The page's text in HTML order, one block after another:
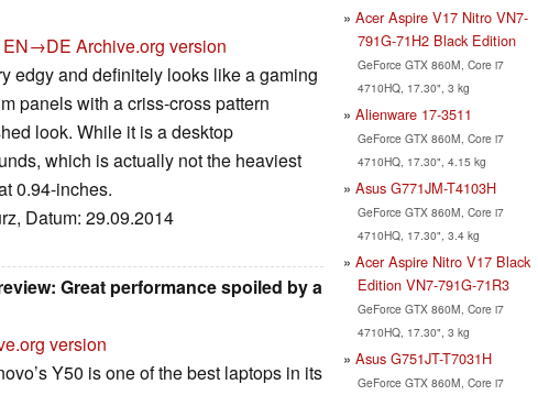
EN→DE Archive.org version
edgy and definitely looks like a gaming
panels with a criss-cross pattern
look. While it is a desktop
which is actually not the heaviest
0.94-inches.
Datum: 29.09.2014
Great performance spoiled by a
version
Y50 is one of the best laptops in its
Acer Aspire V17 Nitro VN7-
791G-71H2 Black Edition
GeForce GTX 860M, Core i7
4710HQ, 17.30", 3 kg
Alienware 17-3511
GeForce GTX 860M, Core i7
4710HQ, 17.30", 4.15 kg
Asus G771JM-T4103H
GeForce GTX 860M, Core i7
4710HQ, 17.30", 3.4 kg
Acer Aspire Nitro V17 Black
Edition VN7-791G-71R3
GeForce GTX 860M, Core i7
4710HQ, 17.30", 3 kg
Asus G751JT-T7031H
GeForce GTX 860M, Core i7